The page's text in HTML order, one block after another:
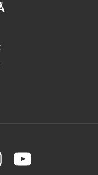
InstagramYouTube